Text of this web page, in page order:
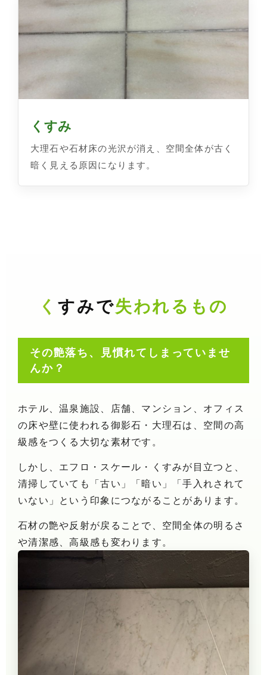
くすみ
大理石や石材床の光沢が消え、空間全体が古く
暗く見える原因になります。
くすみで失われるもの
その艶落ち、見慣れてしまっていませ
んか？
ホテル、温泉施設、店舗、マンション、オフィス
の床や壁に使われる御影石・大理石は、空間の高
級感をつくる大切な素材です。
しかし、エフロ・スケール・くすみが目立つと、
清掃していても「古い」「暗い」「手入れされて
いない」という印象につながることがあります。
石材の艶や反射が戻ることで、空間全体の明るさ
や清潔感、高級感も変わります。